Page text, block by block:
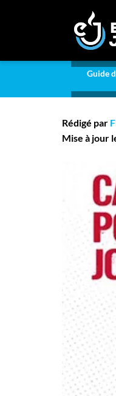
Créez un compte
Recherchez un emploi
Ma boîte à
Inscrivez-vous à
Employeurs
Guide
Carrière
Rédigé par
Mise à jour